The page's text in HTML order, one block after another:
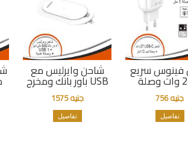
شاحن وايرليس مع
باور بانك ومخرج USB
جنيه 1575
تفاصيل
فينوس سريع
جنيه 756
تفاصيل